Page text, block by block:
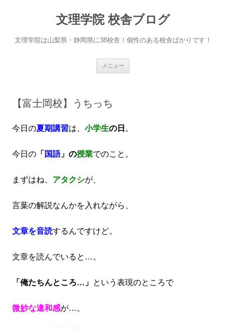
文理学院 校舎ブログ
文理学院は山梨県・静岡県に38校舎！個性のある校舎ばかりです！
メニュー
【富士岡校】うちっち
今日の夏期講習は、 小学生の日 。
今日の 「 国語」の授業でのこと。
まずはね、 アタクシが、
言葉の解説なんかを入れながら、
文章を音読するんですけど。
文章を読んでいると…。
「俺たちんところ…」 という表現のところで
微妙な違和感が…。